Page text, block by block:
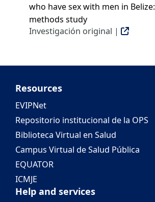
who have sex with men in
methods study
Investigación original |
Resources
EVIPNet
Repositorio institucional de la OPS
Biblioteca Virtual en Salud
Campus Virtual de Salud Pública
EQUATOR
ICMJE
Help and services